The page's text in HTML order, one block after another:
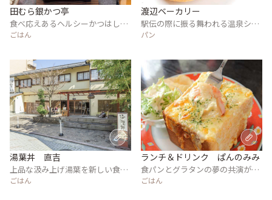
田むら銀かつ亭
食べ応えあるヘルシーかつはしっ
とり食感
ごはん
渡辺ベーカリー
駅伝の際に振る舞われる温泉シチ
ューパンが名物
パン
湯葉丼 直吉
上品な汲み上げ湯葉を新しい食べ
方で
ごはん
ランチ＆ドリンク ぱんのみみ
食パンとグラタンの夢の共演がこ
こに
ごはん